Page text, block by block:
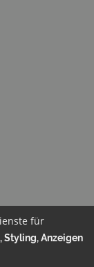
für
Styling, Anzeigen